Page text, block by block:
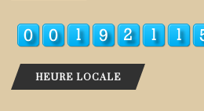
HEURE LOCALE